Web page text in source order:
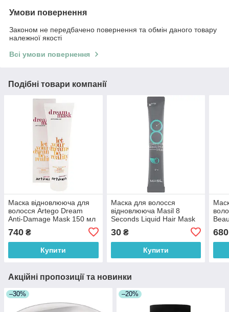
Умови повернення
Законом не передбачено повернення та обмін даного товару
належної якості
Всі умови повернення
Подібні товари компанії
Маска відновлююча для
волосся Artego Dream
Anti-Damage Mask 150 мл
740 ₴
Купити
Маска для волосся
відновлююча Masil 8
Seconds Liquid Hair Mask
30₴
Купити
680
Акційні пропозиції та новинки
–30% –20%